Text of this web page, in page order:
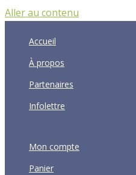
Aller au contenu
Accueil
À propos
Partenaires
Infolettre
Mon compte
Panier